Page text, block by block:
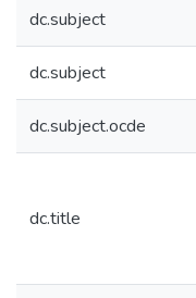
dc.subject
dc.subject
dc.subject.ocde
dc.title